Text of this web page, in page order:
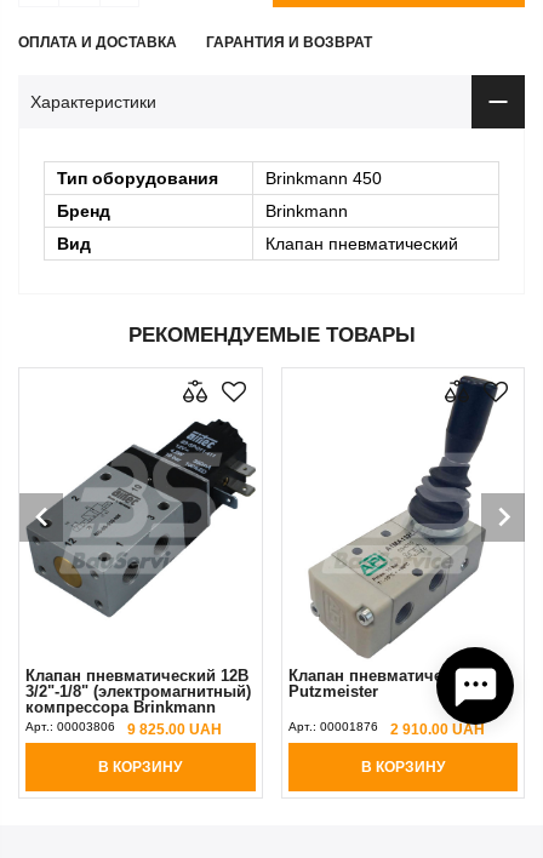
ОПЛАТА И ДОСТАВКА ГАРАНТИЯ И ВОЗВРАТ
Характеристики
Тип оборудования
Brinkmann 450
Бренд
Brinkmann
Вид
Клапан пневматический
РЕКОМЕНДУЕМЫЕ ТОВАРЫ
Клапан пневматический 12В
3/2"-1/8" (электромагнитный)
компрессора Brinkmann
Putzmeister Original
Арт.: 00003806 9 825.00 UAH
В КОРЗИНУ
Клапан пневматический
Putzmeister
Арт.: 00001876 2 910.00 UAH
В КОРЗИНУ